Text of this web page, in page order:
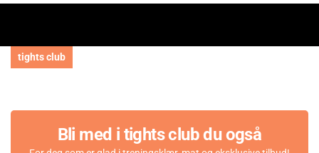
tights club
Bli med i tights club du også